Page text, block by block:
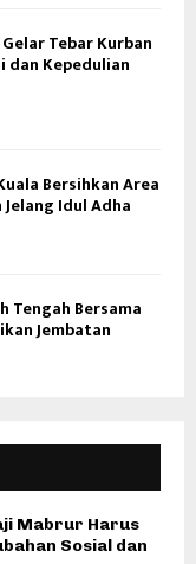
Gelar Tebar Kurban
dan Kepedulian
Bersihkan Area
Idul Adha
Tengah Bersama
Jembatan
Mabrur Harus
Sosial dan